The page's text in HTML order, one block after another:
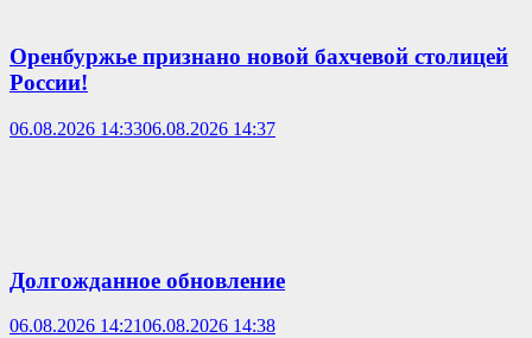
Оренбуржье признано новой бахчевой столицей
России!
06.08.2026 14:3306.08.2026 14:37
Долгожданное обновление
06.08.2026 14:2106.08.2026 14:38